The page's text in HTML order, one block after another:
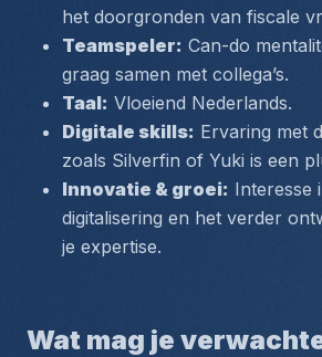
het doorgronden van fiscale
Teamspeler: Can-do
graag samen met collega’s.
Taal: Vloeiend Nederlands.
Digitale skills: Ervaring met
zoals Silverfin of Yuki is een
Innovatie & groei: Interesse
digitalisering en het verder
je expertise.
Wat mag je